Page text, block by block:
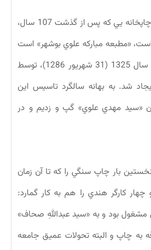
اما در ميان اين اولين ها، تنها چاپخانه يي كه پس از گذشت 107 سال،
است، «مطبعه مباركه علوي بوشهر» است
كه در روز دوشنبه نيمه شعبان سال 1325 (31 شهريور 1286)، توسط
شد. به بهانه سالگرد تاسيس اين
«سيد مهدي علوي» گپ و زديم و در
بار چاپ سنگي را كه تا آن زمان
چهار كارگر هندي را هم به كار گمارد:
مشغول بود و به «سيد عبداللهِ صحاف»
به چاپ و البته تحولات عميق جامعه